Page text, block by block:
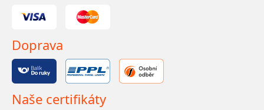
Doprava
Naše certifikáty